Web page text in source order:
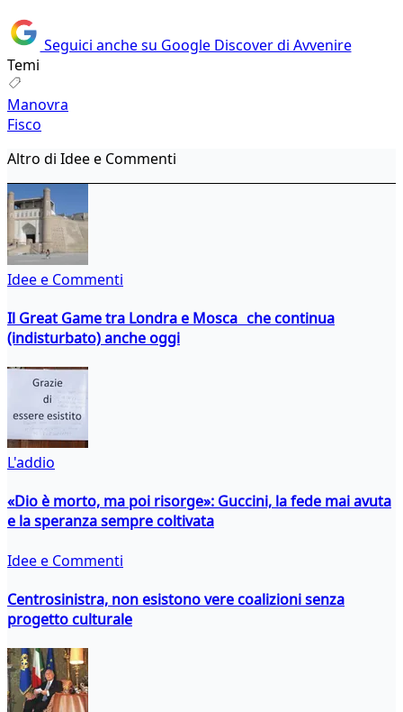
Seguici anche su Google Discover di Avvenire
Temi
Manovra
Fisco
Altro di Idee e Commenti
Idee e Commenti
Il Great Game tra Londra e Mosca che continua
(indisturbato) anche oggi
L'addio
«Dio è morto, ma poi risorge»: Guccini, la fede mai avuta
e la speranza sempre coltivata
Idee e Commenti
Centrosinistra, non esistono vere coalizioni senza
progetto culturale